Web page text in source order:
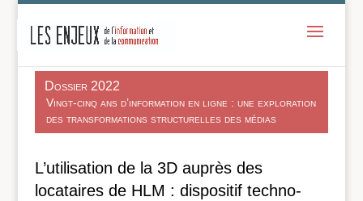
Dossier 2022
Vingt-cinq ans d’information en ligne : une exploration
des transformations structurelles des médias
L’utilisation de la 3D auprès des
locataires de HLM : dispositif techno-